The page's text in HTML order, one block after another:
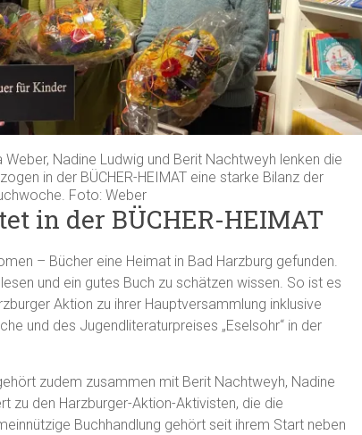
Nadine Ludwig und Berit Nachtweyh lenken die
in der BÜCHER-HEIMAT eine starke Bilanz der
Foto: Weber
in der BÜCHER-HEIMAT
– Bücher eine Heimat in Bad Harzburg gefunden.
und ein gutes Buch zu schätzen wissen. So ist es
Aktion zu ihrer Hauptversammlung inklusive
und des Jugendliteraturpreises „Eselsohr“ in der
zudem zusammen mit Berit Nachtweyh, Nadine
zu den Harzburger-Aktion-Aktivisten, die die
Buchhandlung gehört seit ihrem Start neben